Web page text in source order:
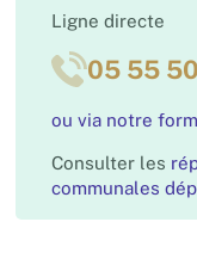
Ligne directe
05 55
ou via notre
Consulter les
communales